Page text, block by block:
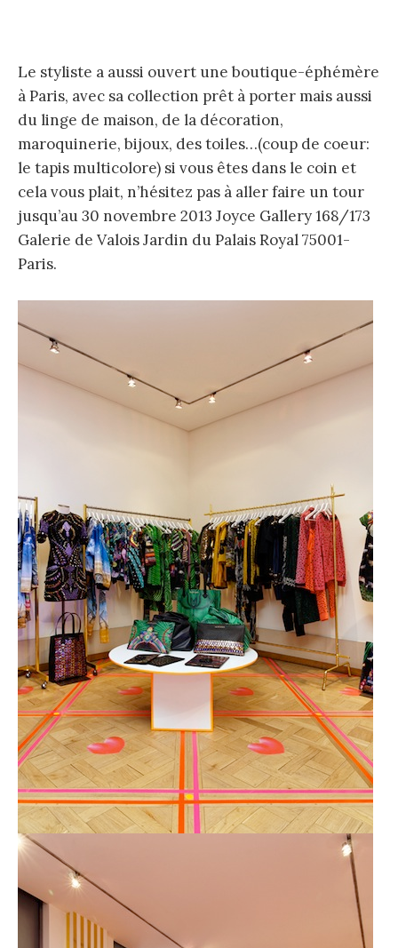
Le styliste a aussi ouvert une boutique-éphémère
à Paris, avec sa collection prêt à porter mais aussi
du linge de maison, de la décoration,
maroquinerie, bijoux, des toiles…(coup de coeur:
le tapis multicolore) si vous êtes dans le coin et
cela vous plait, n’hésitez pas à aller faire un tour
jusqu’au 30 novembre 2013 Joyce Gallery 168/173
Galerie de Valois Jardin du Palais Royal 75001-
Paris.